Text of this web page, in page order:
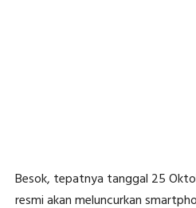
Besok, tepatnya tanggal 25
resmi akan meluncurkan